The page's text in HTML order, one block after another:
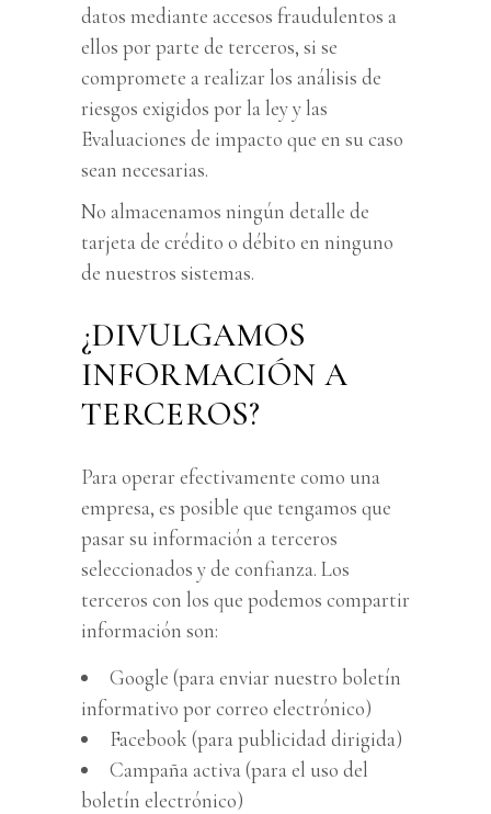
datos mediante accesos fraudulentos a
ellos por parte de terceros, si se
compromete a realizar los análisis de
riesgos exigidos por la ley y las
Evaluaciones de impacto que en su caso
sean necesarias.
No almacenamos ningún detalle de
tarjeta de crédito o débito en ninguno
de nuestros sistemas.
¿DIVULGAMOS
INFORMACIÓN A
TERCEROS?
Para operar efectivamente como una
empresa, es posible que tengamos que
pasar su información a terceros
seleccionados y de confianza. Los
terceros con los que podemos compartir
información son:
Google (para enviar nuestro boletín
informativo por correo electrónico)
Facebook (para publicidad dirigida)
Campaña activa (para el uso del
boletín electrónico)